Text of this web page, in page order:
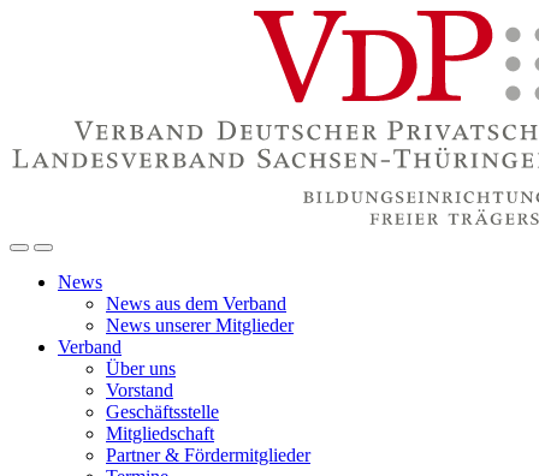
News
News aus dem Verband
News unserer Mitglieder
Verband
Über uns
Vorstand
Geschäftsstelle
Mitgliedschaft
Partner & Fördermitglieder